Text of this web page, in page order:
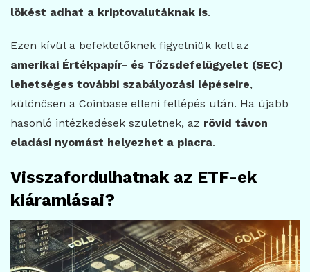
lökést adhat a kriptovalutáknak is.
Ezen kívül a befektetőknek figyelniük kell az
amerikai Értékpapír- és Tőzsdefelügyelet (SEC)
lehetséges további szabályozási lépéseire,
különösen a Coinbase elleni fellépés után. Ha újabb
hasonló intézkedések születnek, az rövid távon
eladási nyomást helyezhet a piacra.
Visszafordulhatnak az ETF-ek
kiáramlásai?